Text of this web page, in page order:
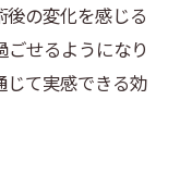
の変化を感じる
ごせるようになり
じて実感できる効